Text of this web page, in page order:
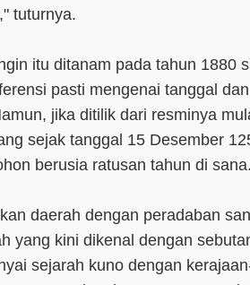
tuturnya.
itu ditanam pada tahun 1880
pasti mengenai tanggal
jika ditilik dari resminya
sejak tanggal 15 Desember
berusia ratusan tahun di sana.
daerah dengan peradaban
yang kini dikenal dengan
sejarah kuno dengan